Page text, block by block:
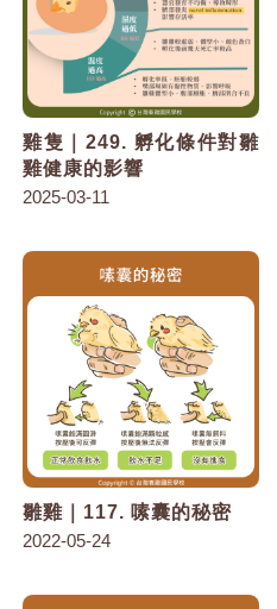
雞隻｜249. 孵化條件對雛
雞健康的影響
2025-03-11
雛雞｜117. 嗉囊的秘密
2022-05-24